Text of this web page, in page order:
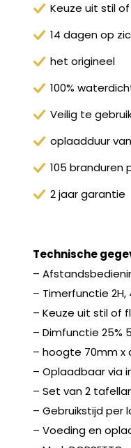
Keuze uit stil
14 dagen op
het origineel
100%
Veilig te
oplaadduur
105 branduren
2 jaar garantie
Technische
–
– Timerfunctie 2H,
– Keuze uit stil of
– Dimfunctie 25%
– hoogte 70mm x
– Oplaadbaar via
– Set van 2
– Gebruikstijd per
– Voeding en